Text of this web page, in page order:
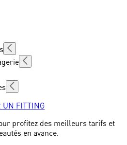
UN FITTING
profitez des meilleurs tarifs et
en avance.